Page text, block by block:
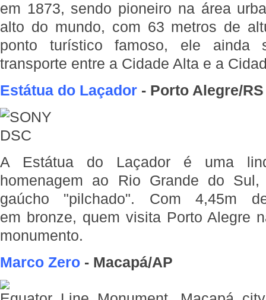
em 1873, sendo pioneiro na área
alto do mundo, com 63 metros de
ponto turístico famoso, ele ainda
transporte entre a Cidade Alta e a
Estátua do Laçador - Porto Alegre/
A Estátua do Laçador é uma
homenagem ao Rio Grande do
gaúcho "pilchado". Com 4,45m
em bronze, quem visita Porto Alegre
monumento.
Marco Zero - Macapá/AP